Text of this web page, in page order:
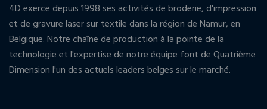
4D exerce depuis 1998 ses activités de broderie, d'impression
et de gravure laser sur textile dans la région de Namur, en
Belgique. Notre chaîne de production à la pointe de la
technologie et l'expertise de notre équipe font de Quatrième
Dimension l'un des actuels leaders belges sur le marché.